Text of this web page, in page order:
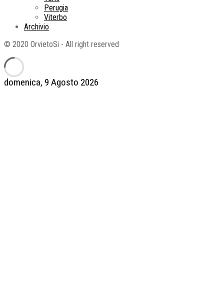
domenica, 9 Agosto 2026
Perugia
Viterbo
Archivio
© 2020 OrvietoSi - All right reserved